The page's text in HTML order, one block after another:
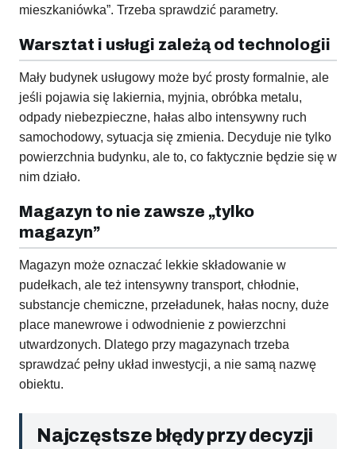
mieszkaniówka”. Trzeba sprawdzić parametry.
Warsztat i usługi zależą od technologii
Mały budynek usługowy może być prosty formalnie, ale
jeśli pojawia się lakiernia, myjnia, obróbka metalu,
odpady niebezpieczne, hałas albo intensywny ruch
samochodowy, sytuacja się zmienia. Decyduje nie tylko
powierzchnia budynku, ale to, co faktycznie będzie się w
nim działo.
Magazyn to nie zawsze „tylko
magazyn”
Magazyn może oznaczać lekkie składowanie w
pudełkach, ale też intensywny transport, chłodnie,
substancje chemiczne, przeładunek, hałas nocny, duże
place manewrowe i odwodnienie z powierzchni
utwardzonych. Dlatego przy magazynach trzeba
sprawdzać pełny układ inwestycji, a nie samą nazwę
obiektu.
Najczęstsze błędy przy decyzji